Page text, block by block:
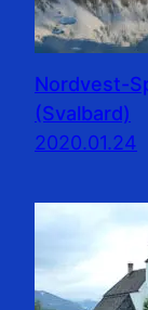
Nordvest-
(Svalbard)
2020.01.24